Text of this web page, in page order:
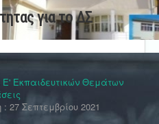
για το ΔΣ
Εκπαιδευτικών Θεμάτων
27 Σεπτεμβρίου 2021